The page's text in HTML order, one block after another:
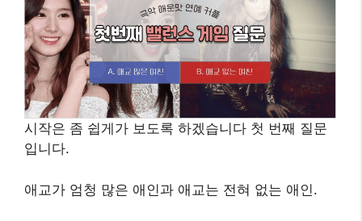
시작은 좀 쉽게가 보도록 하겠습니다 첫 번째 질문
입니다.
애교가 엄청 많은 애인과 애교는 전혀 없는 애인.